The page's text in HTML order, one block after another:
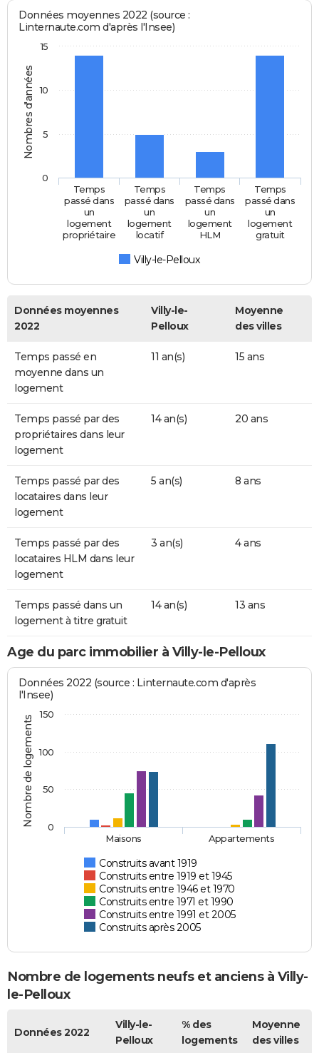
Nombres d'années
Données moyennes 2022 (source :
Linternaute.com d'après l'Insee)
Villy-le-Pelloux
Temps
passé dans
un
logement
propriétaire
Temps
passé dans
un
logement
locatif
Temps
passé dans
un
logement
HLM
Temps
passé dans
un
logement
gratuit
0
5
10
15
Données moyennes
2022
Villy-le-
Pelloux
Moyenne
des villes
Temps passé en
moyenne dans un
logement
11 an(s) 15 ans
Temps passé par des
propriétaires dans leur
logement
14 an(s) 20 ans
Temps passé par des
locataires dans leur
logement
5 an(s) 8 ans
Temps passé par des
locataires HLM dans leur
logement
3 an(s) 4 ans
Temps passé dans un
logement à titre gratuit
14 an(s) 13 ans
Age du parc immobilier à Villy-le-Pelloux
Nombre de logements
Données 2022 (source : Linternaute.com d'après
l'Insee)
Construits avant 1919
Construits entre 1919 et 1945
Construits entre 1946 et 1970
Construits entre 1971 et 1990
Construits entre 1991 et 2005
Construits après 2005
Maisons Appartements
0
50
100
150
Nombre de logements neufs et anciens à Villy-
le-Pelloux
Données 2022
Villy-le-
Pelloux
% des
logements
Moyenne
des villes